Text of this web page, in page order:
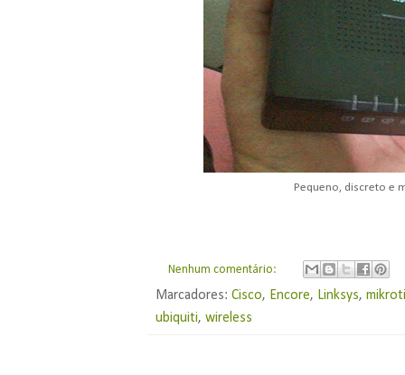
Pequeno, discreto e
Nenhum comentário:
Marcadores:Cisco, Encore, Linksys,
ubiquiti,wireless